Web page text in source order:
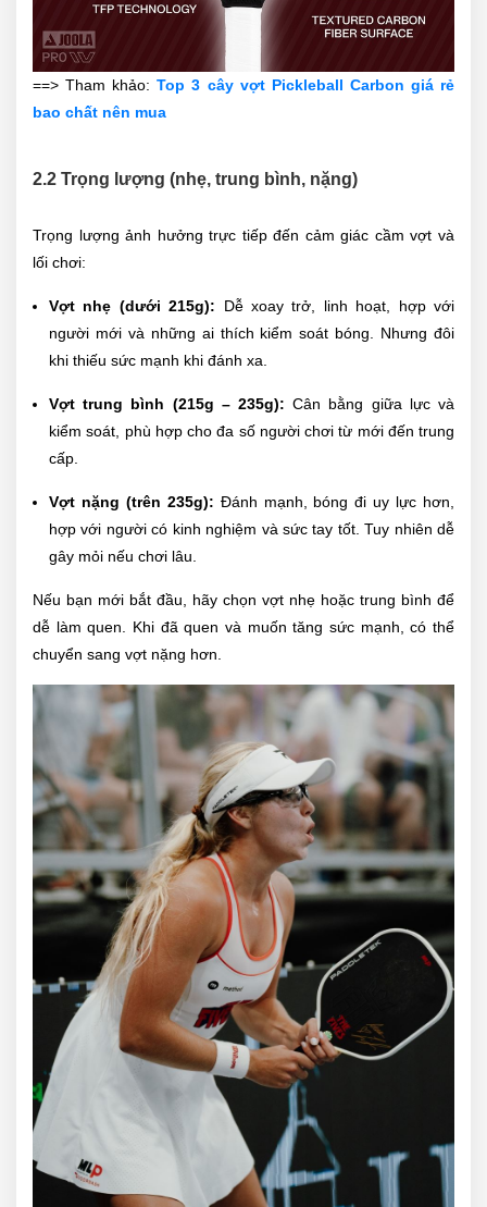
==> Tham khảo:Top 3 cây vợt Pickleball Carbon giá rẻ
bao chất nên mua
2.2 Trọng lượng (nhẹ, trung bình, nặng)
Trọng lượng ảnh hưởng trực tiếp đến cảm giác cầm vợt và
lối chơi:
Vợt nhẹ (dưới 215g): Dễ xoay trở, linh hoạt, hợp với
người mới và những ai thích kiểm soát bóng. Nhưng đôi
khi thiếu sức mạnh khi đánh xa.
Vợt trung bình (215g – 235g): Cân bằng giữa lực và
kiểm soát, phù hợp cho đa số người chơi từ mới đến trung
cấp.
Vợt nặng (trên 235g): Đánh mạnh, bóng đi uy lực hơn,
hợp với người có kinh nghiệm và sức tay tốt. Tuy nhiên dễ
gây mỏi nếu chơi lâu.
Nếu bạn mới bắt đầu, hãy chọn vợt nhẹ hoặc trung bình để
dễ làm quen. Khi đã quen và muốn tăng sức mạnh, có thể
chuyển sang vợt nặng hơn.